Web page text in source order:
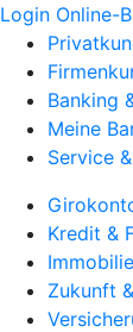
Login Online-
Banking
Meine
Service
Kredit &
Zukunft